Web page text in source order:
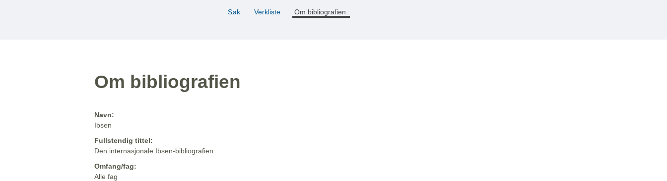
Søk Verkliste Om bibliografien
Om bibliografien
Navn:
Ibsen
Fullstendig tittel:
Den internasjonale Ibsen-bibliografien
Omfang/fag:
Alle fag